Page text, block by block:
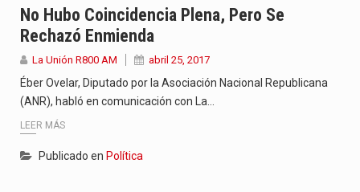
No Hubo Coincidencia Plena, Pero Se
Rechazó Enmienda
La Unión R800 AM abril 25, 2017
Éber Ovelar, Diputado por la Asociación Nacional Republicana
(ANR), habló en comunicación con La…
LEER MÁS
Publicado en Política